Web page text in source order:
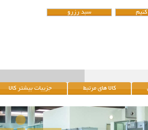
سبد رزرو
کالا های مرتبط جزییات بیشتر کالا